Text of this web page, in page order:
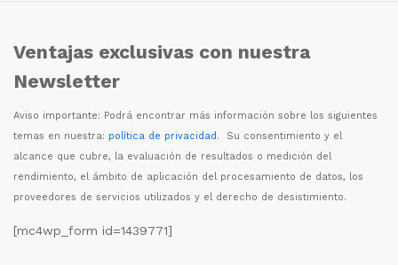
Ventajas exclusivas con nuestra
Newsletter
Aviso importante: Podrá encontrar más información sobre los siguientes
temas en nuestra: política de privacidad. Su consentimiento y el
alcance que cubre, la evaluación de resultados o medición del
rendimiento, el ámbito de aplicación del procesamiento de datos, los
proveedores de servicios utilizados y el derecho de desistimiento.
[mc4wp_form id=1439771]